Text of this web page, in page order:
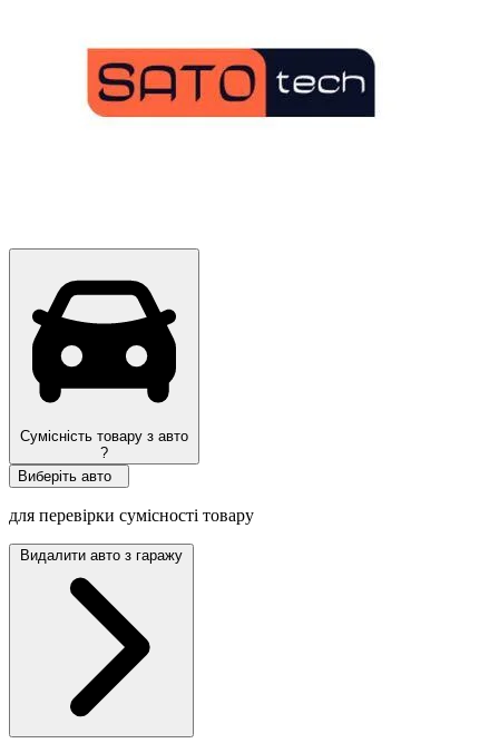
Сумісність товару з авто
?
Виберіть авто
для перевірки сумісності товару
Видалити авто з гаражу